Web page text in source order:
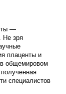
—
Не зря
плаценты и
в общемировом
специалистов